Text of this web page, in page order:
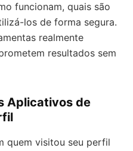
funcionam, quais são
los de forma segura.
realmente
resultados sem
Aplicativos de
quem visitou seu perfil